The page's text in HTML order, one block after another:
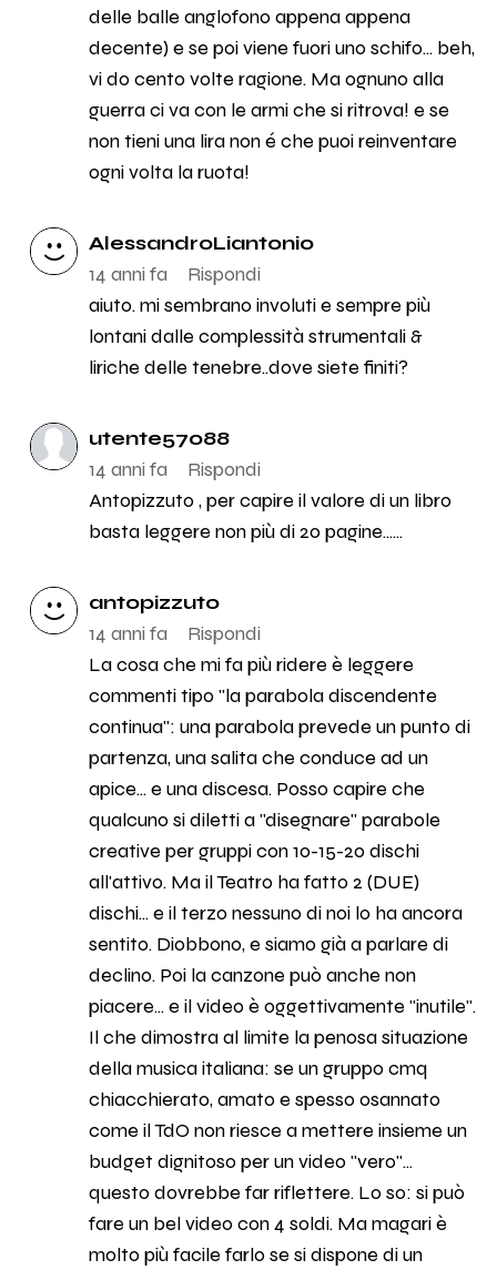
delle balle anglofono appena appena
decente) e se poi viene fuori uno schifo... beh,
vi do cento volte ragione. Ma ognuno alla
guerra ci va con le armi che si ritrova! e se
non tieni una lira non é che puoi reinventare
ogni volta la ruota!
AlessandroLiantonio
14 anni fa
Rispondi
aiuto. mi sembrano involuti e sempre più
lontani dalle complessità strumentali &
liriche delle tenebre..dove siete finiti?
utente57088
14 anni fa
Rispondi
Antopizzuto , per capire il valore di un libro
basta leggere non più di 20 pagine......
antopizzuto
14 anni fa
Rispondi
La cosa che mi fa più ridere è leggere
commenti tipo "la parabola discendente
continua": una parabola prevede un punto di
partenza, una salita che conduce ad un
apice... e una discesa. Posso capire che
qualcuno si diletti a "disegnare" parabole
creative per gruppi con 10-15-20 dischi
all'attivo. Ma il Teatro ha fatto 2 (DUE)
dischi... e il terzo nessuno di noi lo ha ancora
sentito. Diobbono, e siamo già a parlare di
declino. Poi la canzone può anche non
piacere... e il video è oggettivamente "inutile".
Il che dimostra al limite la penosa situazione
della musica italiana: se un gruppo cmq
chiacchierato, amato e spesso osannato
come il TdO non riesce a mettere insieme un
budget dignitoso per un video "vero"...
questo dovrebbe far riflettere. Lo so: si può
fare un bel video con 4 soldi. Ma magari è
molto più facile farlo se si dispone di un